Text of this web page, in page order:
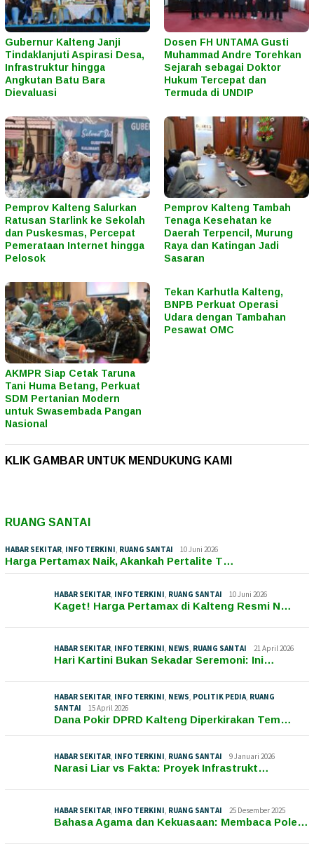
Gubernur Kalteng Janji
Tindaklanjuti Aspirasi Desa,
Infrastruktur hingga
Angkutan Batu Bara
Dievaluasi
Dosen FH UNTAMA Gusti
Muhammad Andre Torehkan
Sejarah sebagai Doktor
Hukum Tercepat dan
Termuda di UNDIP
Pemprov Kalteng Salurkan
Ratusan Starlink ke Sekolah
dan Puskesmas, Percepat
Pemerataan Internet hingga
Pelosok
Pemprov Kalteng Tambah
Tenaga Kesehatan ke
Daerah Terpencil, Murung
Raya dan Katingan Jadi
Sasaran
AKMPR Siap Cetak Taruna
Tani Huma Betang, Perkuat
SDM Pertanian Modern
untuk Swasembada Pangan
Nasional
Tekan Karhutla Kalteng,
BNPB Perkuat Operasi
Udara dengan Tambahan
Pesawat OMC
KLIK GAMBAR UNTUK MENDUKUNG KAMI
RUANG SANTAI
HABAR SEKITAR INFO TERKINI RUANG SANTAI 10 Juni 2026
Harga Pertamax Naik, Akankah Pertalite T…
HABAR SEKITAR INFO TERKINI RUANG SANTAI 10 Juni 2026
Kaget! Harga Pertamax di Kalteng Resmi N…
HABAR SEKITAR INFO TERKINI NEWS RUANG SANTAI 21 April 2026
Hari Kartini Bukan Sekadar Seremoni: Ini…
HABAR SEKITAR INFO TERKINI NEWS POLITIK PEDIA RUANG
SANTAI
15 April 2026
Dana Pokir DPRD Kalteng Diperkirakan Tem…
HABAR SEKITAR INFO TERKINI RUANG SANTAI 9 Januari 2026
Narasi Liar vs Fakta: Proyek Infrastrukt…
HABAR SEKITAR INFO TERKINI RUANG SANTAI 25 Desember 2025
Bahasa Agama dan Kekuasaan: Membaca Pole…